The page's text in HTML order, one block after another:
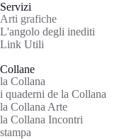
Servizi
Arti grafiche
L'angolo degli inediti
Link Utili
Collane
la Collana
i quaderni de la Collana
la Collana Arte
la Collana Incontri
stampa